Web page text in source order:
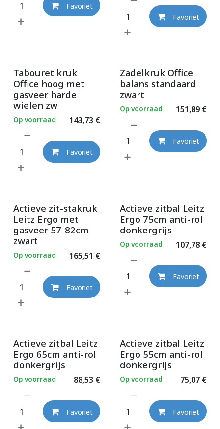
Favoriet
Favoriet
Tabouret kruk
Office hoog met
gasveer harde
wielen zw
143,73 €
Op voorraad
Favoriet
Zadelkruk Office
balans standaard
zwart
151,89€
Op voorraad
Favoriet
Actieve zit-stakruk
Leitz Ergo met
gasveer 57-82cm
zwart
165,51 €
Op voorraad
Favoriet
Actieve zitbal Leitz
Ergo 75cm anti-rol
donkergrijs
107,78€
Op voorraad
Favoriet
Actieve zitbal Leitz
Ergo 65cm anti-rol
donkergrijs
88,53 €
Op voorraad
Favoriet
Actieve zitbal Leitz
Ergo 55cm anti-rol
donkergrijs
75,07€
Op voorraad
Favoriet